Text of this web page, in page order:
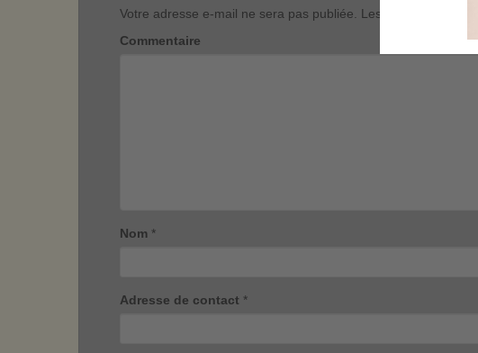
Votre adresse e-mail ne sera pas publiée. Les champs
Commentaire
Nom *
Adresse de contact *